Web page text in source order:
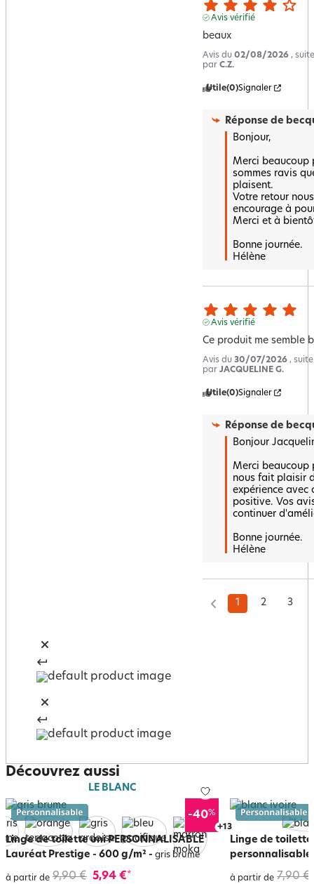
Avis vérifié
beaux
Avis du 02/08/2026 ,
par C.Z.
Utile(0)Signaler
Réponse de
Bonjour,
Merci beaucoup
sommes ravis
plaisent.
Votre retour
encourage à
Merci et à
Bonne journée.
Hélène
Avis vérifié
Ce produit me semble
Avis du 30/07/2026 ,
par JACQUELINE G.
Utile(0)Signaler
Réponse de
Bonjour
Merci beaucoup
nous fait plaisir
expérience avec
positive. Vos
continuer
Bonne journée.
Hélène
1 2 3
Découvrez aussi
LE BLANC
-40%
+17
Linge de toilette uni PERSONNALISABLE
Lauréat Prestige - 600 g/m² - gris brume
à partir de 9,90 € 5,94 €*
Linge de
personnalisable
à partir de 7,90 €